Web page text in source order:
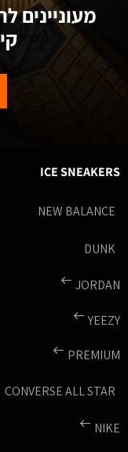
מעוניינים
ICE SNEAKERS
NEW BALANCE
DUNK
JORDAN
YEEZY
PREMIUM
CONVERSE ALL STAR
NIKE